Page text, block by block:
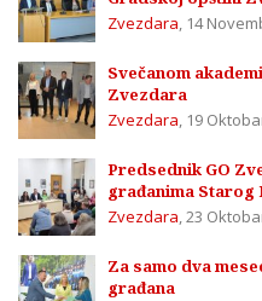
Zvezdara, 14
Svečanom
Zvezdara
Zvezdara, 19
Predsednik GO
građanima Starog
Zvezdara,23
Za samo dva
građana